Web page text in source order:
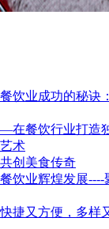
饮业成功的秘诀
在餐饮行业打造
术
创美食传奇
饮业辉煌发展
捷又方便，多样